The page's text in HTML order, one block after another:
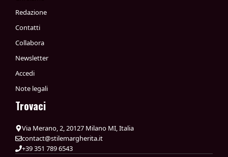
Redazione
Contatti
Collabora
Newsletter
Accedi
Note legali
Trovaci
Via Merano, 2, 20127 Milano MI, Italia
contact@stilemargherita.it
+39 351 789 6543